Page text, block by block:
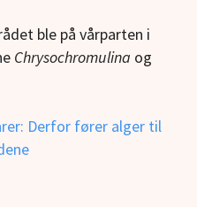
ble på vårparten i
Chrysochromulina og
Derfor fører alger til